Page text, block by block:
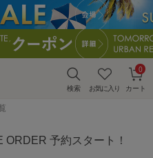
検索 お気に入り カート
0
予約スタート！